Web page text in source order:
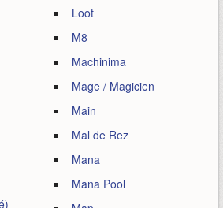
Loot
M8
Machinima
Mage / Magicien
Main
Mal de Rez
Mana
Mana Pool